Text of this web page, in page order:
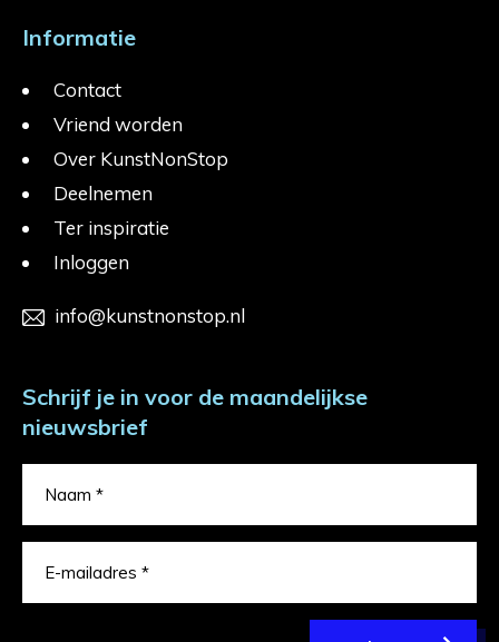
Informatie
Contact
Vriend worden
Over KunstNonStop
Deelnemen
Ter inspiratie
Inloggen
info@kunstnonstop.nl
Schrijf je in voor de maandelijkse
nieuwsbrief